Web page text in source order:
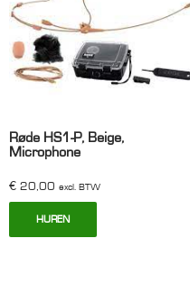
Røde HS1-P, Beige,
Microphone
€ 20,00 excl. BTW
HUREN